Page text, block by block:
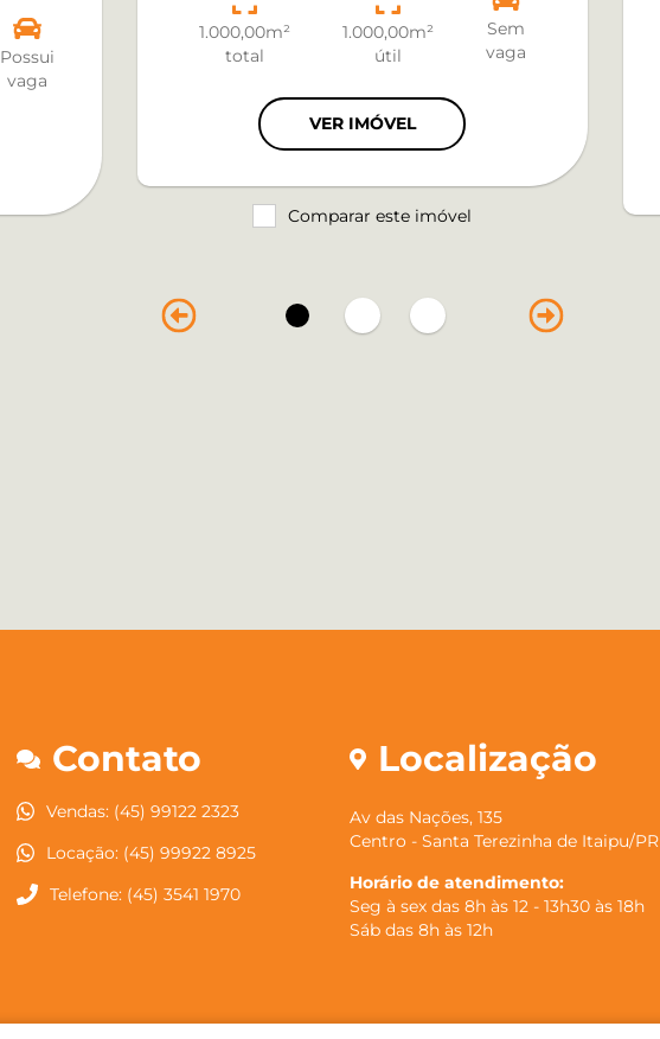
Possui
vaga
1.000,00m²
total
1.000,00m²
útil
Sem
vaga
VER IMÓVEL
Comparar este imóvel
Contato
Vendas: (45) 99122 2323
Locação: (45) 99922 8925
Telefone: (45) 3541 1970
Localização
Av das Nações, 135
Centro - Santa Terezinha de Itaipu/PR
Horário de atendimento:
Seg à sex das 8h às 12 - 13h30 às 18h
Sáb das 8h às 12h